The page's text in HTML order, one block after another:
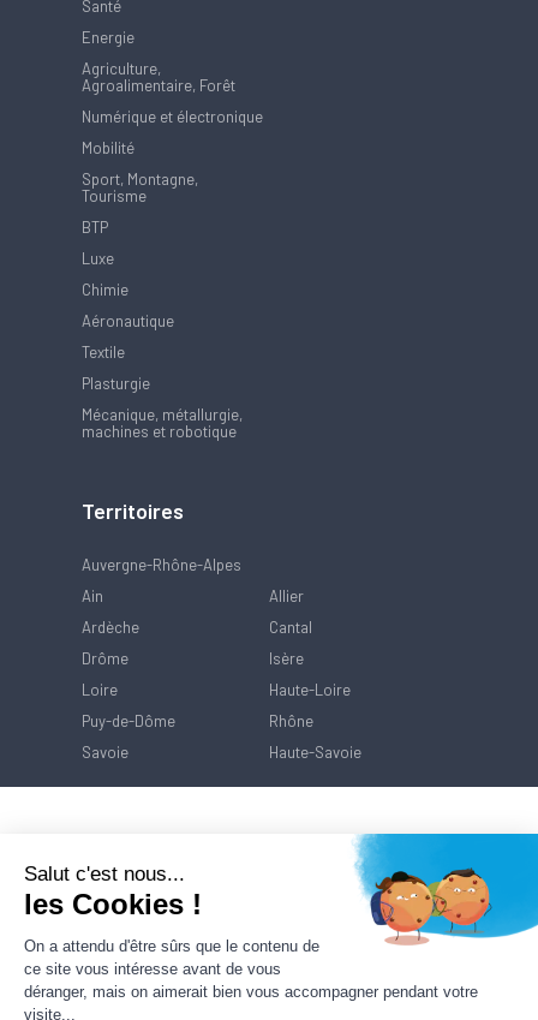
Santé
Energie
Agriculture,
Agroalimentaire, Forêt
Numérique et électronique
Mobilité
Sport, Montagne,
Tourisme
BTP
Luxe
Chimie
Aéronautique
Textile
Plasturgie
Mécanique, métallurgie,
machines et robotique
Territoires
Auvergne-Rhône-Alpes
Ain
Allier
Ardèche
Cantal
Drôme
Isère
Loire
Haute-Loire
Puy-de-Dôme
Rhône
Savoie
Haute-Savoie
Salut c'est nous...
les Cookies !
On a attendu d'être sûrs que le contenu de
ce site vous intéresse avant de vous
déranger, mais on aimerait bien vous accompagner pendant votre
visite...